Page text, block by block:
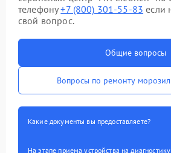
телефону+7 (800) 301-55-83 если
свой вопрос.
Общие вопросы
Вопросы по ремонту
Какие документы вы предоставляете?
На этапе приема устройства на